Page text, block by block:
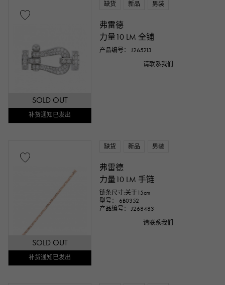
SOLD OUT
补货通知已发出
缺货 新品 男装
弗雷德
力量10 LM 全铺
产品编号： J265213
请联系我们
SOLD OUT
补货通知已发出
缺货 新品 男装
弗雷德
力量10 LM 手链
链条尺寸:关于15cm
型号： 6B0352
产品编号： J268483
请联系我们